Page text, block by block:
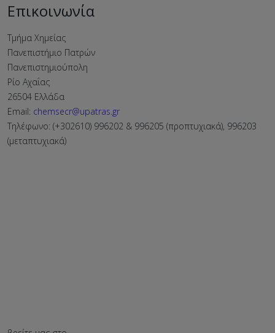
Επικοινωνία
Τμήμα Χημείας
Πανεπιστήμιο Πατρών
Πανεπιστημιούπολη
Ρίο Αχαΐας
26504 Ελλάδα
Email: chemsecr@upatras.gr
Τηλέφωνο: (+302610) 996202 & 996205 (προπτυχιακά), 996203
(μεταπτυχιακά)